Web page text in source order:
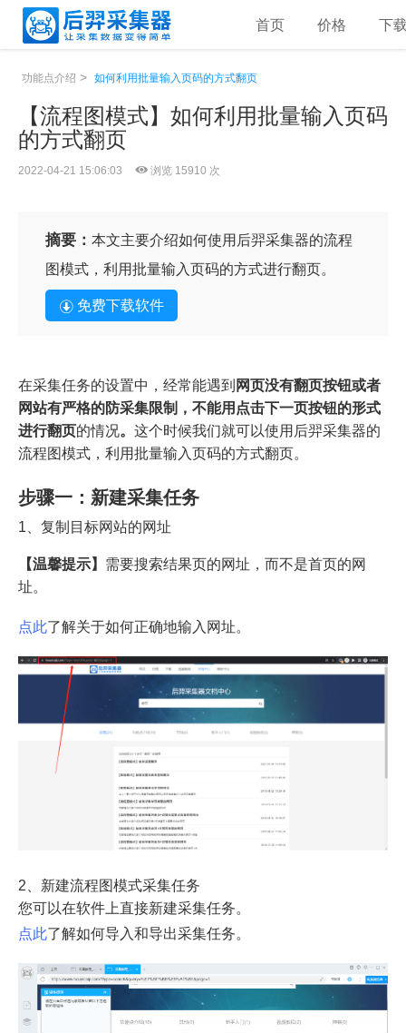
首页 价格 下
功能点介绍 > 如何利用批量输入页码的方式翻页
【流程图模式】如何利用批量输入页码
的方式翻页
2022-04-21 15:06:03 浏览 15910 次
摘要： 本文主要介绍如何使用后羿采集器的流程
图模式，利用批量输入页码的方式进行翻页。
免费下载软件
在采集任务的设置中，经常能遇到 网页没有翻页按钮或者
网站有严格的防采集限制，不能用点击下一页按钮的形式
进行翻页的情况。 这个时候我们就可以使用后羿采集器的
流程图模式，利用批量输入页码的方式翻页。
步骤一：新建采集任务
1、复制目标网站的网址
【温馨提示】 需要搜索结果页的网址，而不是首页的网
址。
点此了解关于如何正确地输入网址。
2、新建流程图模式采集任务
您可以在软件上直接新建采集任务。
点此了解如何导入和导出采集任务。